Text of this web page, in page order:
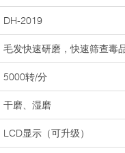
DH-2019
毛发快速研磨，快速筛查毒
5000转/分
干磨、湿磨
LCD显示（可升级）